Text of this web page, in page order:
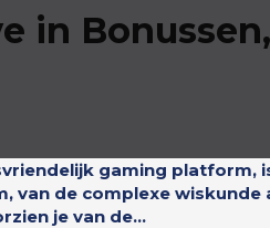
in
gaming platform,
van de complexe
je van de...